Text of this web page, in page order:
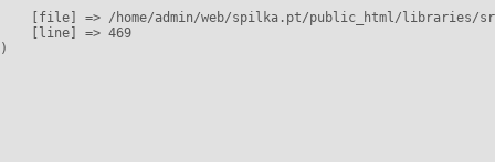
[file] => /home/admin/web/spilka.pt/public_html/libraries/
    [line] => 469